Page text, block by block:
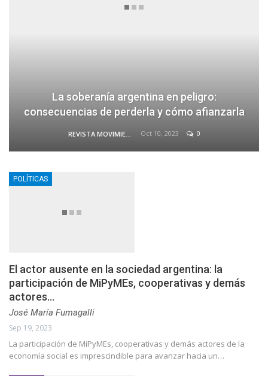
La soberanía argentina en peligro:
consecuencias de perderla y cómo afianzarla
REVISTA MOVIMIENTO Oct 10, 2023 0
POLÍTICAS
El actor ausente en la sociedad argentina: la
participación de MiPyMEs, cooperativas y demás
actores…
José María Fumagalli
Sep 19, 2023
La participación de MiPyMEs, cooperativas y demás actores de la
economía social es imprescindible para avanzar hacia un…